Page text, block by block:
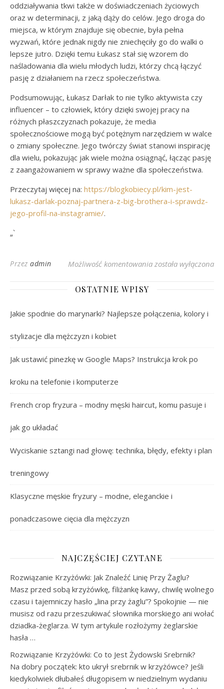
oddziaływania tkwi także w doświadczeniach życiowych
oraz w determinacji, z jaką dąży do celów. Jego droga do
miejsca, w którym znajduje się obecnie, była pełna
wyzwań, które jednak nigdy nie zniechęciły go do walki o
lepsze jutro. Dzięki temu Łukasz stał się wzorem do
naśladowania dla wielu młodych ludzi, którzy chcą łączyć
pasję z działaniem na rzecz społeczeństwa.
Podsumowując, Łukasz Darłak to nie tylko aktywista czy
influencer – to człowiek, który dzięki swojej pracy na
różnych płaszczyznach pokazuje, że media
społecznościowe mogą być potężnym narzędziem w walce
o zmiany społeczne. Jego twórczy świat stanowi inspirację
dla wielu, pokazując jak wiele można osiągnąć, łącząc pasję
z zaangażowaniem w sprawy ważne dla społeczeństwa.
Przeczytaj więcej na: https://blogkobiecy.pl/kim-jest-
lukasz-darlak-poznaj-partnera-z-big-brothera-i-sprawdz-
jego-profil-na-instagramie/.
„`
Przez admin Możliwość komentowania Łukasz Darłak:
została wyłączona
OSTATNIE WPISY
Jakie spodnie do marynarki? Najlepsze połączenia, kolory i
stylizacje dla mężczyzn i kobiet
Jak ustawić pinezkę w Google Maps? Instrukcja krok po
kroku na telefonie i komputerze
French crop fryzura – modny męski haircut, komu pasuje i
jak go układać
Wyciskanie sztangi nad głowę: technika, błędy, efekty i plan
treningowy
Klasyczne męskie fryzury – modne, eleganckie i
ponadczasowe cięcia dla mężczyzn
NAJCZĘŚCIEJ CZYTANE
Rozwiązanie Krzyżówki: Jak Znaleźć Linię Przy Żaglu?
Masz przed sobą krzyżówkę, filiżankę kawy, chwilę wolnego
czasu i tajemniczy hasło „lina przy żaglu”? Spokojnie — nie
musisz od razu przeszukiwać słownika morskiego ani wołać
dziadka-żeglarza. W tym artykule rozłożymy żeglarskie
hasła …
Rozwiązanie Krzyżówki: Co to Jest Żydowski Srebrnik?
Na dobry początek: kto ukrył srebrnik w krzyżówce? Jeśli
kiedykolwiek dłubałeś długopisem w niedzielnym wydaniu